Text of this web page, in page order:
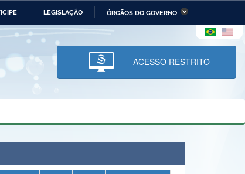
LEGISLAÇÃO ÓRGÃOS DO GOVERNO
Economia Ministério da Infraestrutura
Ministério da Ciência,
Tecnologia, Inovações e
Comunicações
Humanos
ACESSO RESTRITO